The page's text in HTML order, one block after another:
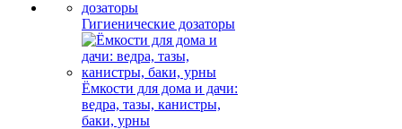
Гигиенические дозаторы
Ёмкости для дома и дачи:
ведра, тазы, канистры,
баки, урны